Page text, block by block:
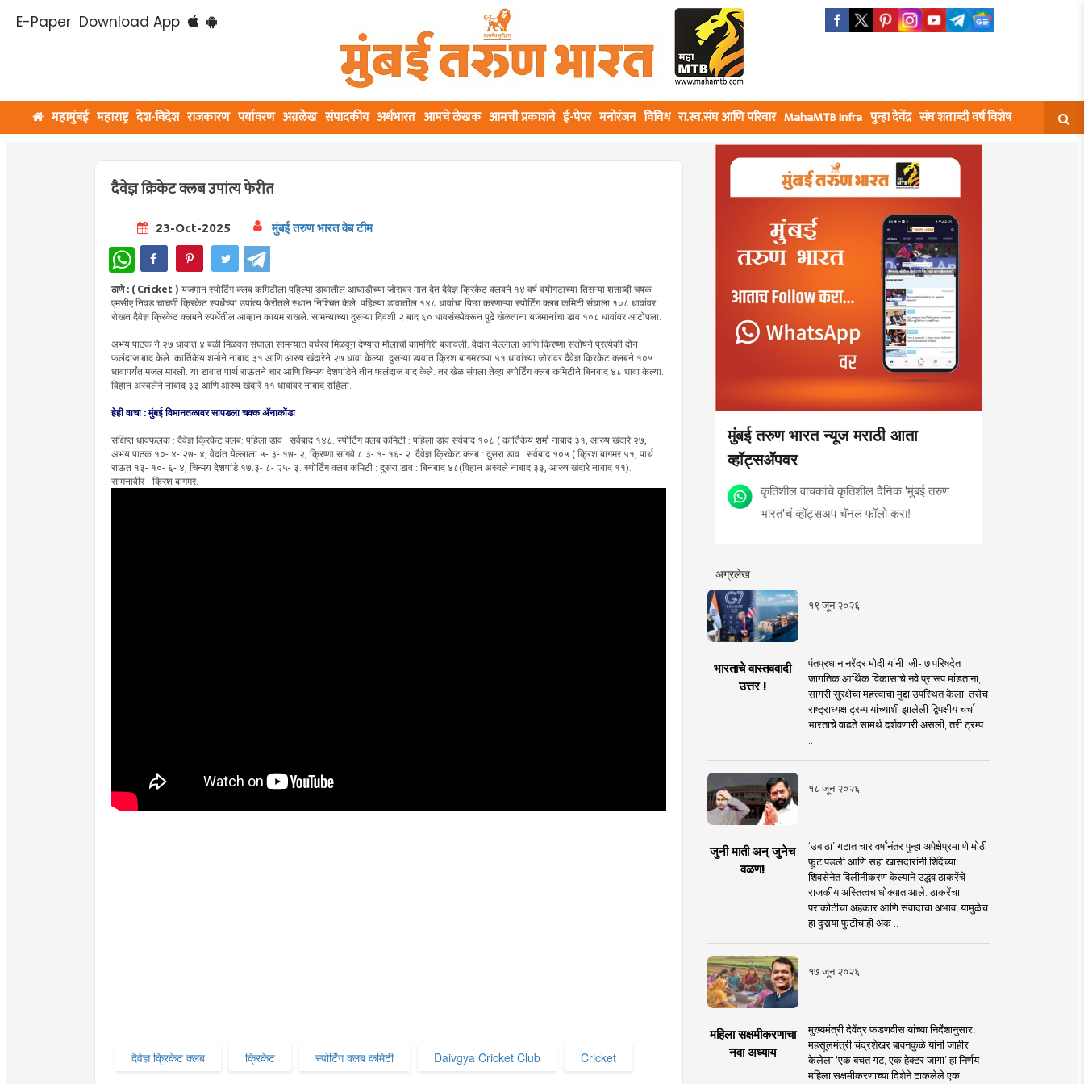
E-Paper Download App
महामुंबई महाराष्ट्र देश-विदेश राजकारण पर्यावरण अग्रलेख संपादकीय अर्थभारत आमचे लेखक आमची प्रकाशने ई-पेपर मनोरंजन विविध रा.स्व.संघ आणि परिवार MahaMTB Infra पुन्हा देवेंद्र संघ शताब्दी वर्ष विशेष
दैवेज्ञ क्रिकेट क्लब उपांत्य फेरीत
23-Oct-2025 मुंबई तरुण भारत वेब टीम
WhatsApp
ठाणे : ( Cricket ) यजमान स्पोर्टिंग क्लब कमिटीला पहिल्या डावातील आघाडीच्या जोरावर मात देत दैवेज्ञ क्रिकेट क्लबने १४ वर्ष वयोगटाच्या तिसऱ्या शताब्दी चषक
एमसीए निवड चाचणी क्रिकेट स्पर्धेच्या उपांत्य फेरीतले स्थान निश्चित केले. पहिल्या डावातील १४८ धावांचा पिछा करणाऱ्या स्पोर्टिंग क्लब कमिटी संघाला १०८ धावांवर
रोखत दैवेज्ञ क्रिकेट क्लबने स्पर्धेतील आव्हान कायम राखले. सामन्याच्या दुसऱ्या दिवशी २ बाद ६० धावसंख्येवरून पुढे खेळताना यजमानांचा डाव १०८ धावांवर आटोपला.
अभय पाठक ने २७ धावांत ४ बळी मिळवत संघाला सामन्यात वर्चस्व मिळवून देण्यात मोलाची कामगिरी बजावली. वेदांत येल्लाला आणि क्रिष्णा संतोषने प्रत्येकी दोन
फलंदाज बाद केले. कार्तिकेय शर्माने नाबाद ३१ आणि आरुष खंदारेने २७ धावा केल्या. दुसऱ्या डावात क्रिश बागमरच्या ५१ धावांच्या जोरावर दैवेज्ञ क्रिकेट क्लबने १०५
धावापर्यंत मजल मारली. या डावात पार्थ राऊतने चार आणि चिन्मय देशपांडेने तीन फलंदाज बाद केले. तर खेळ संपला तेव्हा स्पोर्टिंग क्लब कमिटीने बिनबाद ४८ धावा केल्या.
विहान अस्वलेने नाबाद ३३ आणि आरुष खंदारे ११ धावांवर नाबाद राहिला.
हेही वाचा :मुंबई विमानतळावर सापडला चक्क अ‍ॅनाकोंडा
संक्षिप्त धावफलक : दैवेज्ञ क्रिकेट क्लब: पहिला डाव : सर्वबाद १४८. स्पोर्टिंग क्लब कमिटी : पहिला डाव सर्वबाद १०८ ( कार्तिकेय शर्मा नाबाद ३१, आरुष खंदारे २७,
अभय पाठक १०- ४- २७- ४, वेदांत येल्लाला ५- ३- १७- २, क्रिष्णा सांगवे ८.३- १- १६- २. दैवेज्ञ क्रिकेट क्लब : दुसरा डाव : सर्वबाद १०५ ( क्रिश बागमर ५१, पार्थ
राऊत १३- १०- ६- ४, चिन्मय देशपांडे १७.३- ८- २५- ३. स्पोर्टिंग क्लब कमिटी : दुसरा डाव : बिनबाद ४८(विहान अस्वले नाबाद ३३, आरुष खंदारे नाबाद ११).
सामनावीर - क्रिश बागमर.
दैवेज्ञ क्रिकेट क्लब क्रिकेट स्पोर्टिंग क्लब कमिटी Daivgya Cricket Club Cricket
मुंबई तरुण भारत न्यूज मराठी आता
व्हॉट्सॲपवर
कृतिशील वाचकांचे कृतिशील दैनिक 'मुंबई तरुण
भारत'चं व्हॉट्सअप चॅनल फॉलो करा!
अग्रलेख
१९ जून २०२६
भारताचे वास्तववादी
उत्तर !
पंतप्रधान नरेंद्र मोदी यांनी 'जी- ७ परिषदेत
जागतिक आर्थिक विकासाचे नवे प्रारूप मांडताना,
सागरी सुरक्षेचा महत्त्वाचा मुद्दा उपस्थित केला. तसेच
राष्ट्राध्यक्ष ट्रम्प यांच्याशी झालेली द्विपक्षीय चर्चा
भारताचे वाढते सामर्थ दर्शवणारी असली, तरी ट्रम्प
१८ जून २०२६
जुनी माती अन् जुनेच
वळण!
‘उबाठा’ गटात चार वर्षांनंतर पुन्हा अपेक्षेप्रमााणे मोठी
फूट पडली आणि सहा खासदारांनी शिंदेंच्या
शिवसेनेत विलीनीकरण केल्याने उद्धव ठाकरेंचे
राजकीय अस्तित्वच धोक्यात आले. ठाकरेंचा
पराकोटीचा अहंकार आणि संवादाचा अभाव, यामुळेच
हा दुसर्‍या फुटीचाही अंक ..
१७ जून २०२६
महिला सक्षमीकरणाचा
नवा अध्याय
मुख्यमंत्री देवेंद्र फडणवीस यांच्या निर्देशानुसार,
महसूलमंत्री चंद्रशेखर बावनकुळे यांनी जाहीर
केलेला ‘एक बचत गट, एक हेक्टर जागा’ हा निर्णय
महिला सक्षमीकरणाच्या दिशेने टाकलेले एक